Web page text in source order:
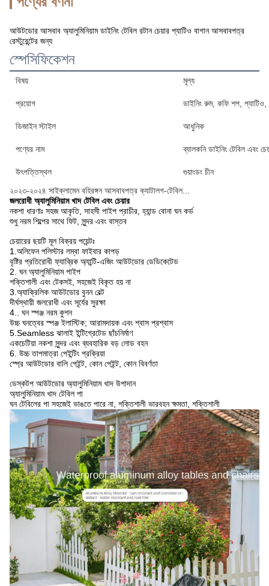
আউটডোর আসবাব অ্যালুমিনিয়াম ডাইনিং টেবিল রটান চেয়ার প্যাটিও বাগান আসবাবপত্র
রেস্টুরেন্টের জন্য
স্পেসিফিকেশন
বিষয় মূল্য
প্রয়োগ ডাইনিং রুম, কফি শপ, প্যাটিও,
ডিজাইন স্টাইল আধুনিক
পণ্যের নাম ব্যালকনি ডাইনিং টেবিল এবং
উৎপত্তিস্থল
গুয়াংডং চীন
২০২৩-২০২৪ সাইক্লামেন বহিরঙ্গন আসবাবপত্র ক্যাটালগ-টেবিল...
জলরোধী অ্যালুমিনিয়াম খাদ টেবিল এবং চেয়ার
নকশা ধারণাঃ সহজ আকৃতি, সাহসী পাইপ প্রাচীর, হ্যান্ড বোনা ঘন কর্ড
শুধু নরম শিল্পের সাথে ফিট, সুন্দর এবং বাস্তব
চেয়ারের ছয়টি মূল বিক্রয় পয়েন্টঃ
1.অলিফেন পলিস্টার লম্বা ফাইবার কাপড়
বৃষ্টির প্রতিরোধী ফ্যাব্রিক অ্যান্টি-এজিং আউটডোর ডেডিকেটেড
2. ঘন অ্যালুমিনিয়াম পাইপ
শক্তিশালী এবং টেকসই, সহজেই বিকৃত হয় না
3.অ্যাক্রিলিক আউটডোর বুনন বেল্ট
দীর্ঘস্থায়ী জলরোধী এবং সূর্যের সুরক্ষা
4.. ঘন স্পঞ্জ নরম কুশন
উচ্চ ঘনত্বের স্পঞ্জ ইলাস্টিক; আরামদায়ক এবং শ্বাস প্রশ্বাস
5.Seamless ঝালাই ইন্টিগ্রেটেড ছাঁচনির্মাণ
একচেটিয়া নকশা সুন্দর এবং ব্যবহারিক বড় লোড বহন
6. উচ্চ তাপমাত্রা পেইন্টিং প্রক্রিয়া
স্প্রে আউটডোর বালি পেইন্ট, কোন পেইন্ট, কোন বিবর্ণতা
ডেস্কটপ আউটডোর অ্যালুমিনিয়াম খাদ উপাদান
অ্যালুমিনিয়াম খাদ টেবিল পা
ঘন টেবিলের পা সহজেই ভাঙতে পারে না, শক্তিশালী ভারবহন ক্ষমতা, শক্তিশালী